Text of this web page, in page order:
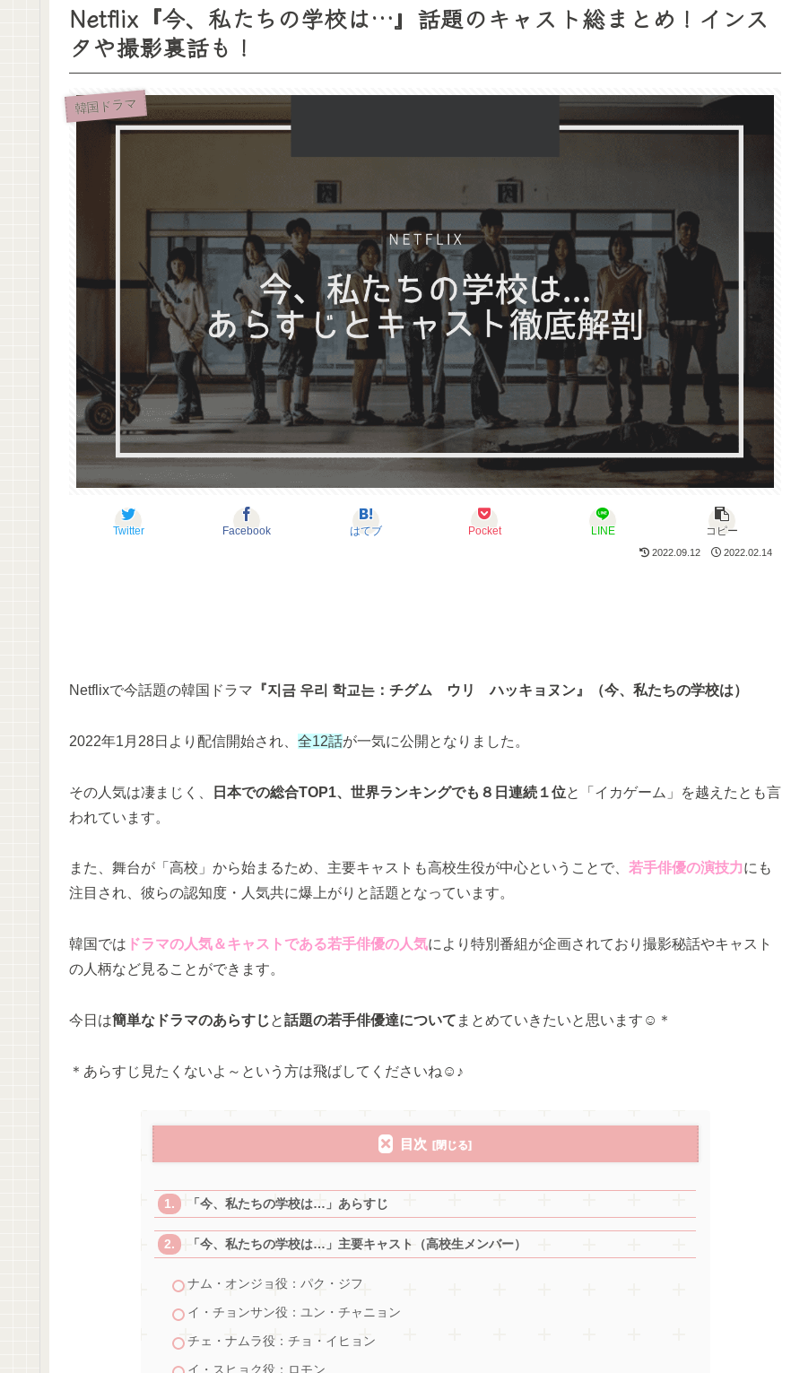
Netflix『今、私たちの学校は…』話題のキャスト総まとめ！インス
タや撮影裏話も！
韓国ドラマ
Twitter Facebook はてブ Pocket LINE コピー
2022.09.12 2022.02.14
Netflixで今話題の韓国ドラマ 『지금 우리 학교는：チグム ウリ ハッキョヌン』（今、私たちの学校は）
2022年1月28日より配信開始され、 全12話が一気に公開となりました。
その人気は凄まじく、 日本での総合TOP1、世界ランキングでも８日連続１位と「イカゲーム」を越えたとも言
われています。
また、舞台が「高校」から始まるため、主要キャストも高校生役が中心ということで、 若手俳優の演技力にも
注目され、彼らの認知度・人気共に爆上がりと話題となっています。
韓国では ドラマの人気＆キャストである若手俳優の人気により特別番組が企画されており撮影秘話やキャスト
の人柄など見ることができます。
今日は簡単なドラマのあらすじと話題の若手俳優達について まとめていきたいと思います☺＊
＊あらすじ見たくないよ～という方は飛ばしてくださいね☺♪
目次
「今、私たちの学校は…」あらすじ
「今、私たちの学校は…」主要キャスト（高校生メンバー）
ナム・オンジョ役：パク・ジフ
イ・チョンサン役：ユン・チャニョン
チェ・ナムラ役：チョ・イヒョン
イ・スヒョク役：ロモン